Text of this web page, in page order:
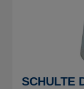
SCHULTE